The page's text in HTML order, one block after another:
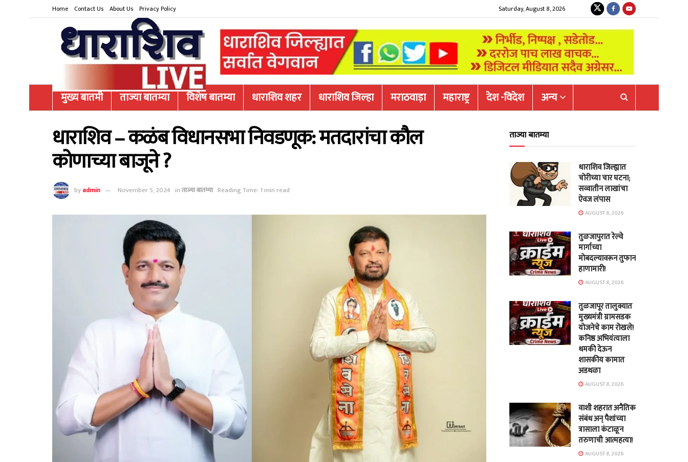
Home Contact Us About Us Privacy Policy Saturday, August 8, 2026
मुख्य बातमी ताज्या बातम्या विशेष बातम्या धाराशिव शहर धाराशिव जिल्हा मराठवाड़ा महाराष्ट्र देश -विदेश अन्य
धाराशिव – कळंब विधानसभा निवडणूक: मतदारांचा कौल
कोणाच्या बाजूने ?
byadmin November 5, 2024 inताज्या बातम्या Reading Time: 1 min read
ताज्या बातम्या
धाराशिव जिल्ह्यात
चोरीच्या चार घटना;
सव्वातीन लाखांचा
ऐवज लंपास
AUGUST 8, 2026
तुळजापुरात रेल्वे
मार्गाच्या
मोबदल्यावरून तुफान
हाणामारी!
AUGUST 8, 2026
तुळजापूर तालुक्यात
मुख्यमंत्री ग्रामसडक
योजनेचे काम रोखले!
कनिष्ठ अभियंत्याला
धमकी देऊन
शासकीय कामात
अडथळा
AUGUST 8, 2026
वाशी शहरात अनैतिक
संबंध अन् पैशांच्या
त्रासाला कंटाळून
तरुणाची आत्महत्या!
AUGUST 8, 2026